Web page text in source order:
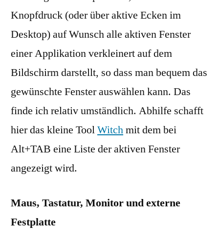
Knopfdruck (oder über aktive Ecken im
Desktop) auf Wunsch alle aktiven Fenster
einer Applikation verkleinert auf dem
Bildschirm darstellt, so dass man bequem das
gewünschte Fenster auswählen kann. Das
finde ich relativ umständlich. Abhilfe schafft
hier das kleine ToolWitchmit dem bei
Alt+TAB eine Liste der aktiven Fenster
angezeigt wird.
Maus, Tastatur, Monitor und externe
Festplatte